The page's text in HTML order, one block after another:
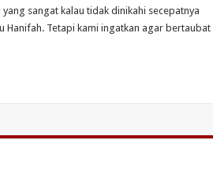
sangat kalau tidak dinikahi secepatnya
Hanifah. Tetapi kami ingatkan agar bertaubat